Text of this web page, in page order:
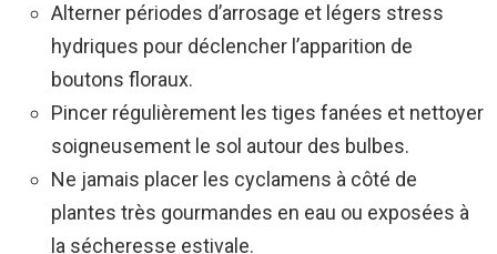
Alterner périodes d’arrosage et légers stress
hydriques pour déclencher l’apparition de
boutons floraux.
Pincer régulièrement les tiges fanées et nettoyer
soigneusement le sol autour des bulbes.
Ne jamais placer les cyclamens à côté de
plantes très gourmandes en eau ou exposées à
la sécheresse estivale.